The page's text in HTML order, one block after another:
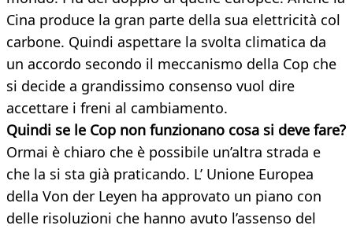
Cina produce la gran parte della sua elettricità col
carbone. Quindi aspettare la svolta climatica da
un accordo secondo il meccanismo della Cop che
si decide a grandissimo consenso vuol dire
accettare i freni al cambiamento.
Quindi se le Cop non funzionano cosa si deve fare?
Ormai è chiaro che è possibile un’altra strada e
che la si sta già praticando. L’ Unione Europea
della Von der Leyen ha approvato un piano con
delle risoluzioni che hanno avuto l’assenso del